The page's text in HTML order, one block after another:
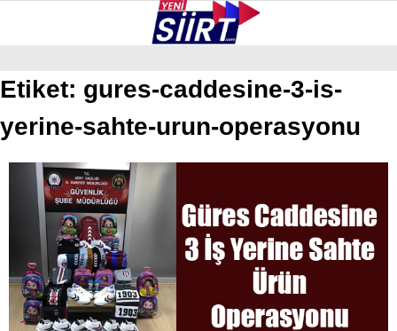
GALERİ VİDEO YAZARLAR
ERUH
BAYKAN
PERVARI
ŞIRVAN
TILLO
Etiket: gures-caddesine-3-is-
yerine-sahte-urun-operasyonu